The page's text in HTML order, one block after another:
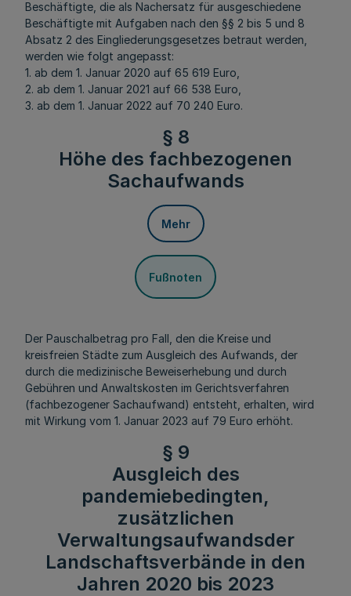
Beschäftigte, die als Nachersatz für ausgeschiedene
Beschäftigte mit Aufgaben nach den §§ 2 bis 5 und 8
Absatz 2 des Eingliederungsgesetzes betraut werden,
werden wie folgt angepasst:
1. ab dem 1. Januar 2020 auf 65 619 Euro,
2. ab dem 1. Januar 2021 auf 66 538 Euro,
3. ab dem 1. Januar 2022 auf 70 240 Euro.
§ 8
Höhe des fachbezogenen
Sachaufwands
Mehr
Fußnoten
Der Pauschalbetrag pro Fall, den die Kreise und
kreisfreien Städte zum Ausgleich des Aufwands, der
durch die medizinische Beweiserhebung und durch
Gebühren und Anwaltskosten im Gerichtsverfahren
(fachbezogener Sachaufwand) entsteht, erhalten, wird
mit Wirkung vom 1. Januar 2023 auf 79 Euro erhöht.
§ 9
Ausgleich des
pandemiebedingten,
zusätzlichen
Verwaltungsaufwandsder
Landschaftsverbände in den
Jahren 2020 bis 2023